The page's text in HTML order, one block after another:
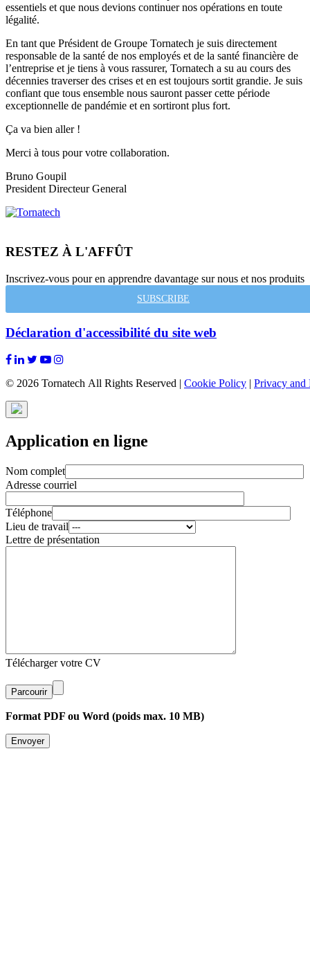
essentiels et que nous devions continuer nos opérations en toute
légalité.
En tant que Président de Groupe Tornatech je suis directement
responsable de la santé de nos employés et de la santé financière de
l’entreprise et je tiens à vous rassurer, Tornatech a su au cours des
décennies traverser des crises et en est toujours sortit grandie. Je suis
confiant que tous ensemble nous sauront passer cette période
exceptionnelle de pandémie et en sortiront plus fort.
Ça va bien aller !
Merci à tous pour votre collaboration.
Bruno Goupil
President Directeur General
RESTEZ À L'AFFÛT
Inscrivez-vous pour en apprendre davantage sur nous et nos produits
SUBSCRIBE
Déclaration d'accessibilité du site web
© 2026 Tornatech All Rights Reserved | Cookie Policy | Privacy and
Application en ligne
Nom complet
Adresse courriel
Téléphone
Lieu de travail
Lettre de présentation
Télécharger votre CV
Parcourir
Format PDF ou Word (poids max. 10 MB)